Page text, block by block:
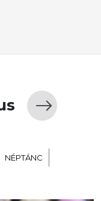
NÉPTÁNC